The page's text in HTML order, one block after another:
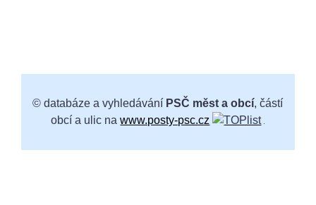
© databáze a vyhledávání PSČ měst a obcí, částí
obcí a ulic nawww.posty-psc.cz